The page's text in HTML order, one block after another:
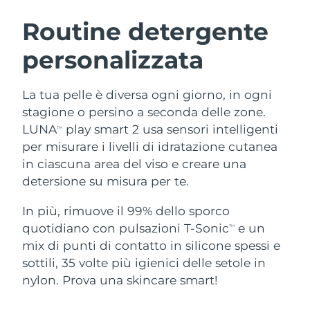
Routine detergente
personalizzata
La tua pelle è diversa ogni giorno, in ogni
stagione o persino a seconda delle zone.
LUNATM
play smart 2 usa sensori intelligenti
per misurare i livelli di idratazione cutanea
in ciascuna area del viso e creare una
detersione su misura per te.
In più, rimuove il 99% dello sporco
quotidiano con pulsazioni T-SonicTM
e un
mix di punti di contatto in silicone spessi e
sottili, 35 volte più igienici delle setole in
nylon. Prova una skincare smart!
LUNA™ 4 pacchetto
Anti-aging massage
LUNA™ 4 Plus
LUNA™ 4 Men
For men, anti-aging massage
BEAR™ 2 pacchetto
Microcurrent toning
BEAR™ 2 go
BEAR™ 2 eyes & lips
Microcurrent line smoothing device
Idratazione
UFO™ 3 pacchetto
Deep facial hydration
UFO™ 3 LED
Near-infrared and red light therapy
device
Igiene orale
Hybrid silicone sonic toothbrush
issa™ 4 plus
Smart hybrid silicone sonic toothbrush
TRATTAMENTI ANTI-AGE FAQ™
Anti-age Trattamenti LED
NEW
Austria Consegna stimata
Bahrein Consegna stimata
Belgio
Bermuda Consegna stimata8/16/26
Bosnia ed
Erzegovina
Consegna stimata
Bulgaria Consegna stimata8/10/26
Canada Consegna stimata 8/14/26